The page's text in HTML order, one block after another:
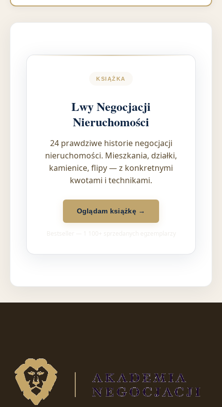
KSIĄŻKA
Lwy Negocjacji
Nieruchomości
24 prawdziwe historie negocjacji
nieruchomości. Mieszkania, działki,
kamienice, flipy — z konkretnymi
kwotami i technikami.
Oglądam książkę →